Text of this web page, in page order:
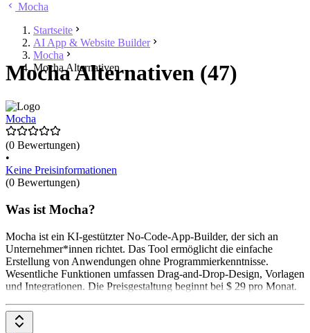
Mocha
Startseite
AI App & Website Builder
Mocha
Mocha Alternativen
Mocha Alternativen (47)
Mocha
(0 Bewertungen)
•
Keine Preisinformationen
(0 Bewertungen)
Was ist Mocha?
Mocha ist ein KI-gestützter No-Code-App-Builder, der sich an
Unternehmer*innen richtet. Das Tool ermöglicht die einfache
Erstellung von Anwendungen ohne Programmierkenntnisse.
Wesentliche Funktionen umfassen Drag-and-Drop-Design, Vorlagen
und Integrationen. Die Preisgestaltung beginnt bei $ 29 pro Monat.